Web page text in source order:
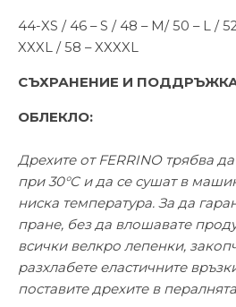
44-XS / 46 – S / 48 – M/ 50 – L /
XXXL / 58 – XXXXL
СЪХРАНЕНИЕ И
ОБЛЕКЛО:
Дрехите от FERRINO трябва
при 30°C и да се сушат в
ниска температура. За да
пране, без да влошавате
всички велкро лепенки,
разхлабете еластичните
поставите дрехите в